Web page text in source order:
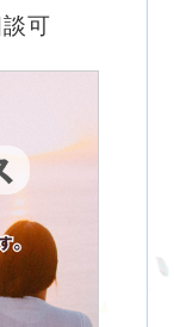
可